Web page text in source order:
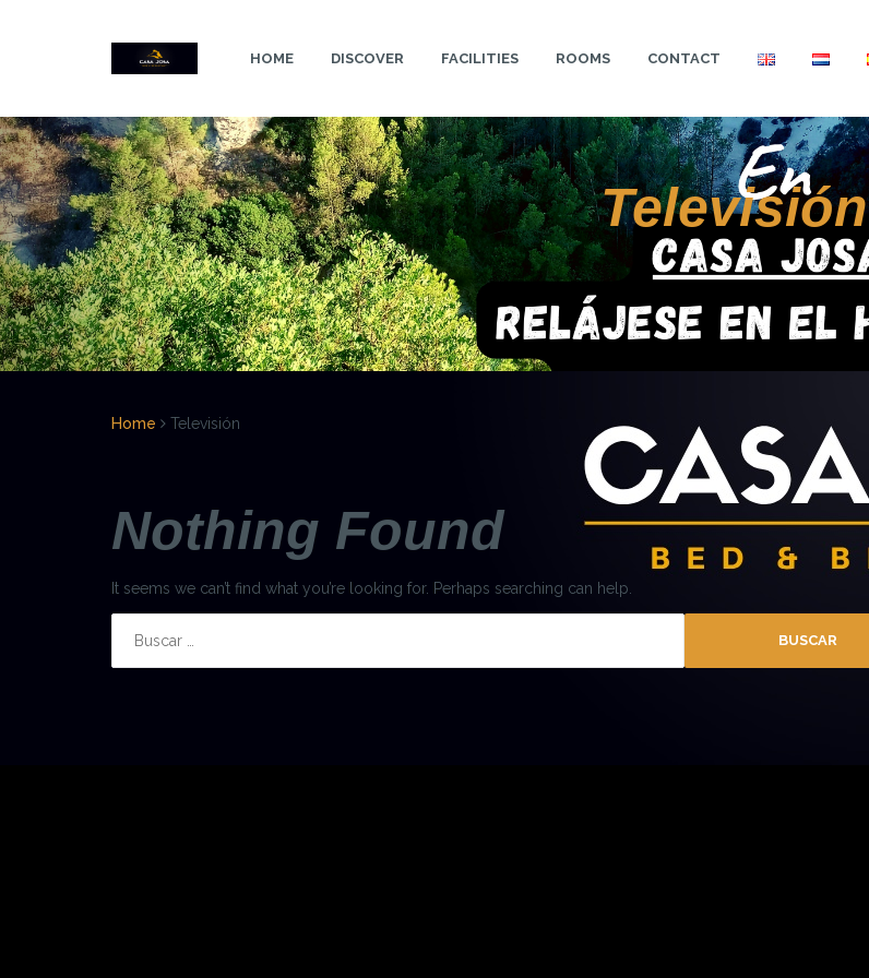
HOME DISCOVER FACILITIES ROOMS CONTACT
Televisión
Home Televisión
Nothing Found
It seems we can’t find what you’re looking for. Perhaps searching can help.